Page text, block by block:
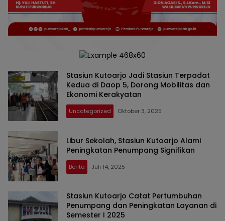
Stasiun Kutoarjo Jadi Stasiun Terpadat
Kedua di Daop 5, Dorong Mobilitas dan
Ekonomi Kerakyatan
Uncategorized Oktober 3, 2025
Libur Sekolah, Stasiun Kutoarjo Alami
Peningkatan Penumpang Signifikan
Berita Juli 14, 2025
Stasiun Kutoarjo Catat Pertumbuhan
Penumpang dan Peningkatan Layanan di
Semester I 2025